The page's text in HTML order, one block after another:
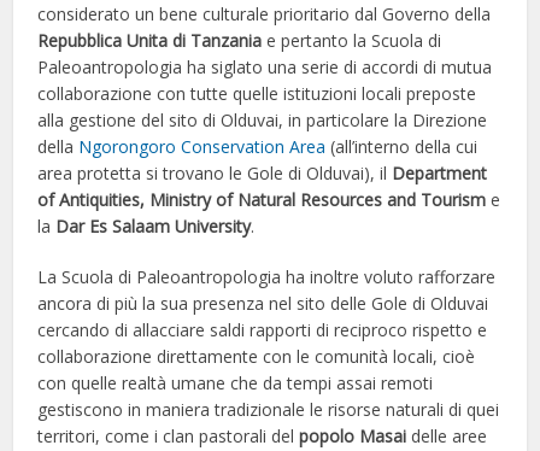
considerato un bene culturale prioritario dal Governo della
Repubblica Unita di Tanzania e pertanto la Scuola di
Paleoantropologia ha siglato una serie di accordi di mutua
collaborazione con tutte quelle istituzioni locali preposte
alla gestione del sito di Olduvai, in particolare la Direzione
della Ngorongoro Conservation Area (all’interno della cui
area protetta si trovano le Gole di Olduvai), il Department
of Antiquities, Ministry of Natural Resources and Tourisme
la Dar Es Salaam University.
La Scuola di Paleoantropologia ha inoltre voluto rafforzare
ancora di più la sua presenza nel sito delle Gole di Olduvai
cercando di allacciare saldi rapporti di reciproco rispetto e
collaborazione direttamente con le comunità locali, cioè
con quelle realtà umane che da tempi assai remoti
gestiscono in maniera tradizionale le risorse naturali di quei
territori, come i clan pastorali delpopolo Masai delle aree